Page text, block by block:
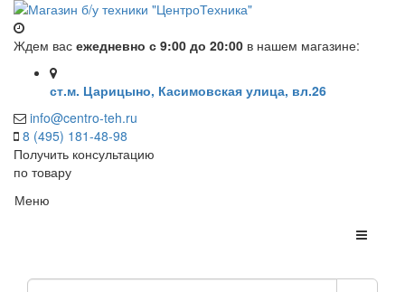
Ждем вас ежедневно с 9:00 до 20:00 в нашем магазине:
ст.м. Царицыно, Касимовская улица, вл.26
info@centro-teh.ru
8 (495) 181-48-98
Получить консультацию
по товару
Меню